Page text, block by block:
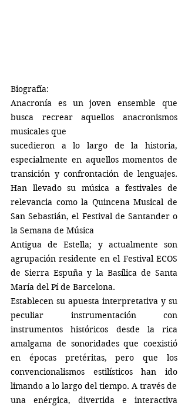
Biografía:
Anacronía es un joven ensemble que
busca recrear aquellos anacronismos
musicales que
sucedieron a lo largo de la historia,
especialmente en aquellos momentos de
transición y confrontación de lenguajes.
Han llevado su música a festivales de
relevancia como la Quincena Musical de
San Sebastián, el Festival de Santander o
la Semana de Música
Antigua de Estella; y actualmente son
agrupación residente en el Festival ECOS
de Sierra Espuña y la Basílica de Santa
María del Pí de Barcelona.
Establecen su apuesta interpretativa y su
peculiar instrumentación con
instrumentos históricos desde la rica
amalgama de sonoridades que coexistió
en épocas pretéritas, pero que los
convencionalismos estilísticos han ido
limando a lo largo del tiempo. A través de
una enérgica, divertida e interactiva